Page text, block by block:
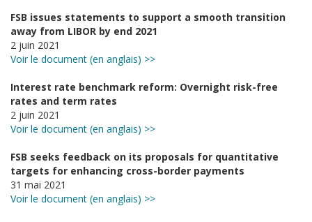
FSB issues statements to support a smooth transition
away from LIBOR by end 2021
2 juin 2021
Voir le document (en anglais) >>
Interest rate benchmark reform: Overnight risk-free
rates and term rates
2 juin 2021
Voir le document (en anglais) >>
FSB seeks feedback on its proposals for quantitative
targets for enhancing cross-border payments
31 mai 2021
Voir le document (en anglais) >>